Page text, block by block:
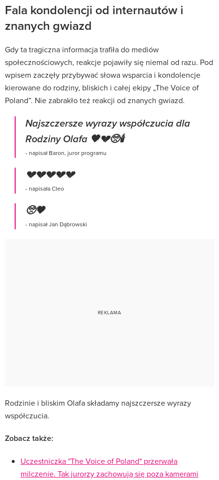
Fala kondolencji od internautów i
znanych gwiazd
Gdy ta tragiczna informacja trafiła do mediów
społecznościowych, reakcje pojawiły się niemal od razu. Pod
wpisem zaczęły przybywać słowa wsparcia i kondolencje
kierowane do rodziny, bliskich i całej ekipy „The Voice of
Poland”. Nie zabrakło też reakcji od znanych gwiazd.
Najszczersze wyrazy współczucia dla
Rodziny Olafa 🖤💔🥺🕯️
- napisał Baron, juror programu
💔💔💔💔💔
- napisała Cleo
🥺🖤
- napisał Jan Dąbrowski
Rodzinie i bliskim Olafa składamy najszczersze wyrazy
współczucia.
Zobacz także:
Uczestniczka "The Voice of Poland" przerwała
milczenie. Tak jurorzy zachowują się poza kamerami